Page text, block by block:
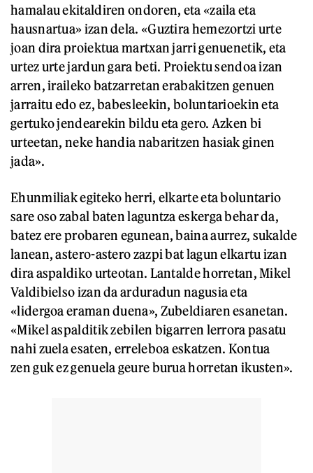
hamalau ekitaldiren ondoren, eta «zaila eta
hausnartua» izan dela. «Guztira hemezortzi urte
joan dira proiektua martxan jarri genuenetik, eta
urtez urte jardun gara beti. Proiektu sendoa izan
arren, iraileko batzarretan erabakitzen genuen
jarraitu edo ez, babesleekin, boluntarioekin eta
gertuko jendearekin bildu eta gero. Azken bi
urteetan, neke handia nabaritzen hasiak ginen
jada».
Ehunmiliak egiteko herri, elkarte eta boluntario
sare oso zabal baten laguntza eskerga behar da,
batez ere probaren egunean, baina aurrez, sukalde
lanean, astero-astero zazpi bat lagun elkartu izan
dira aspaldiko urteotan. Lantalde horretan, Mikel
Valdibielso izan da arduradun nagusia eta
«lidergoa eraman duena», Zubeldiaren esanetan.
«Mikel aspalditik zebilen bigarren lerrora pasatu
nahi zuela esaten, erreleboa eskatzen. Kontua
zen guk ez genuela geure burua horretan ikusten».